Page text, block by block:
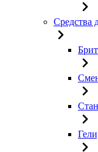
Средства